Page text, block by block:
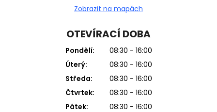
Zobrazit na mapách
OTEVÍRACÍ DOBA
Pondělí:
08:30 - 16:00
Úterý:
08:30 - 16:00
Středa:
08:30 - 16:00
Čtvrtek:
08:30 - 16:00
Pátek:
08:30 - 16:00